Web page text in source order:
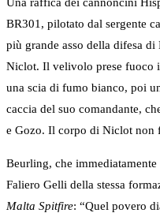
BR301, pilotato dal sergente
più grande asso della difesa
Niclot. Il velivolo prese fuoco
una scia di fumo bianco, poi
caccia del suo comandante,
e Gozo. Il corpo di Niclot non
Beurling, che
Faliero Gelli della stessa
Malta Spitfire: “Quel povero